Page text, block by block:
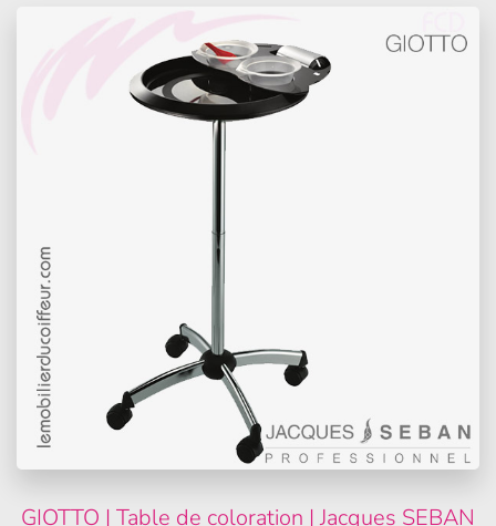
GIOTTO | Table de coloration | Jacques SEBAN